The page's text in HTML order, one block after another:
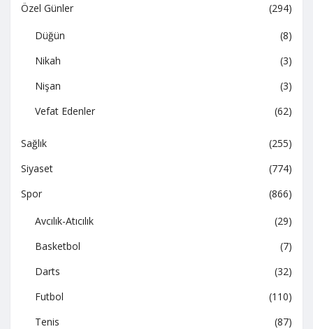
Özel Günler
(294)
Düğün
(8)
Nikah
(3)
Nişan
(3)
Vefat Edenler
(62)
Sağlık
(255)
Siyaset
(774)
Spor
(866)
Avcılık-Atıcılık
(29)
Basketbol
(7)
Darts
(32)
Futbol
(110)
Tenis
(87)